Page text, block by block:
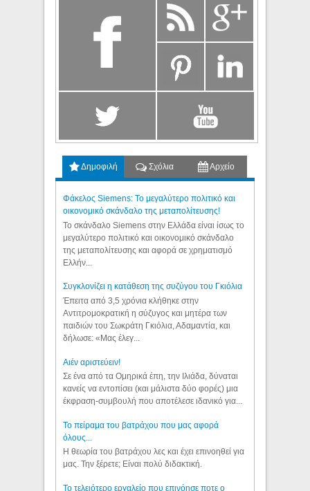
Δημοφιλή Σχόλια Αρχείο
Φάκελος Siemens: Το μεγαλύτερο πολιτικό και
οικονομικό σκάνδαλο της μεταπολίτευσης!
Το σκάνδαλο Siemens στην Ελλάδα είναι ίσως το
μεγαλύτερο πολιτικό και οικονομικό σκάνδαλο
της μεταπολίτευσης και αφορά σε χρηματισμό
Ελλήν...
Συγκλονίζει η κατάθεση της συζύγου του Γκιόλια
Έπειτα από 3,5 χρόνια κλήθηκε στην
Αντιτρομοκρατική η σύζυγος και μητέρα των
παιδιών του Σωκράτη Γκιόλια, Αδαμαντία, και
δήλωσε: «Μας έλεγ...
Aιέν αριστεύειν!
Σε ένα από τα Ομηρικά έπη, την Ιλιάδα, δύναται
κανείς να εντοπίσει (και μάλιστα δύο φορές) μια
έκφραση-συμβουλή που αποτέλεσε ιδανικό για...
Το πείραμα του βατράχου που μας αφορά
όλους...
Η θεωρία του βατράχου λες και έχει επινοηθεί για
μας. Την ξέρετε; Είναι πολύ διδακτική.
Το τελειότερο εργαλείο που επινόησε ποτε ο